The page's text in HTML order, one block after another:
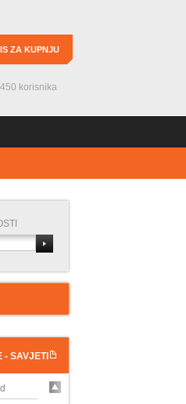
ZA KUPNJU
korisnika
- SAVJETI